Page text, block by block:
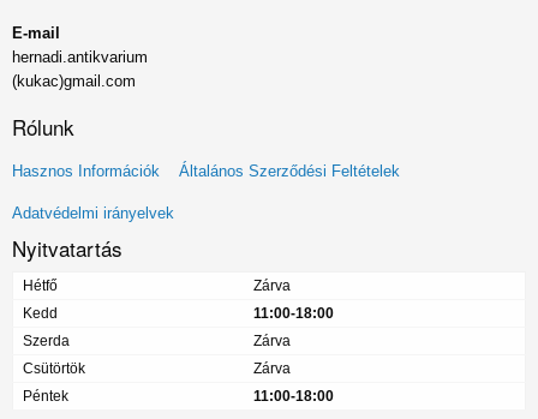
E-mail
hernadi.antikvarium
(kukac)gmail.com
Rólunk
Lábléc
menü
Hasznos Információk Általános Szerződési Feltételek
Adatvédelmi irányelvek
Nyitvatartás
Hétfő
Zárva
Kedd
11:00-18:00
Szerda
Zárva
Csütörtök
Zárva
Péntek
11:00-18:00